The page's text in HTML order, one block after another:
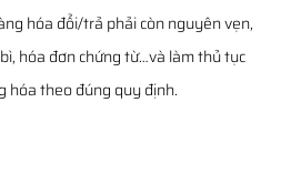
hóa đổi/trả phải còn nguyên vẹn,
hóa đơn chứng từ…và làm thủ tục
hóa theo đúng quy định.